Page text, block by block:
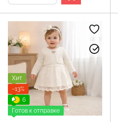
Хит
−13%
6
Готов к отправке